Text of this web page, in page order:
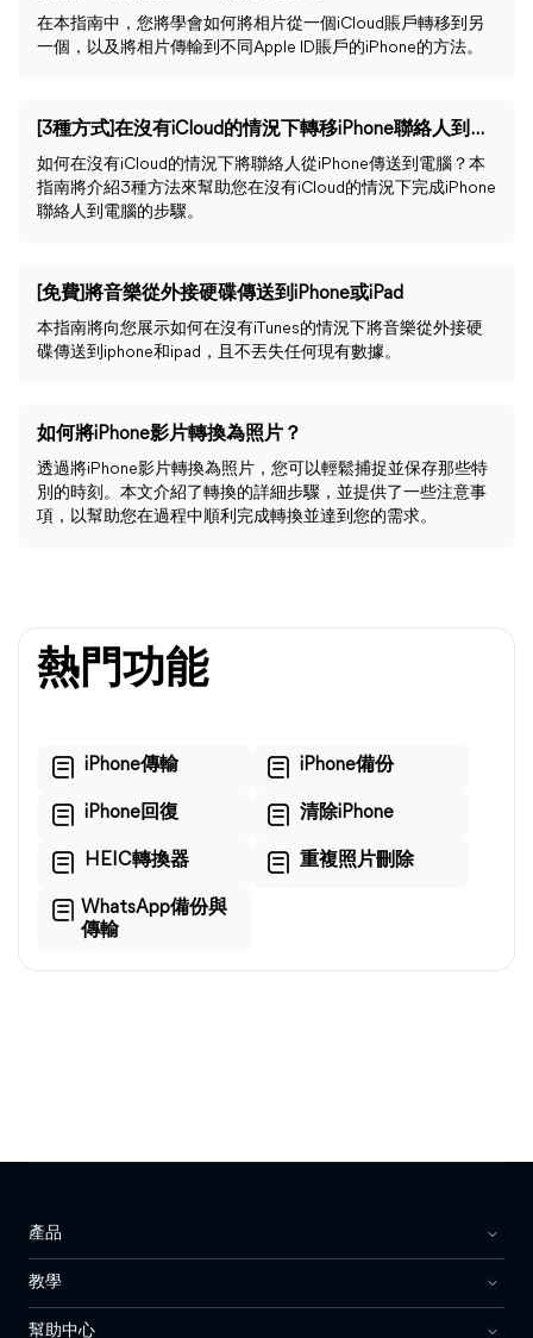
在本指南中，您將學會如何將相片從一個iCloud賬戶轉移到另
一個，以及將相片傳輸到不同Apple ID賬戶的iPhone的方法。
[3種方式]在沒有iCloud的情況下轉移iPhone聯絡人到電腦
如何在沒有iCloud的情況下將聯絡人從iPhone傳送到電腦？本
指南將介紹3種方法來幫助您在沒有iCloud的情況下完成iPhone
聯絡人到電腦的步驟。
[免費]將音樂從外接硬碟傳送到iPhone或iPad
本指南將向您展示如何在沒有iTunes的情況下將音樂從外接硬
碟傳送到iphone和ipad，且不丟失任何現有數據。
如何將iPhone影片轉換為照片？
透過將iPhone影片轉換為照片，您可以輕鬆捕捉並保存那些特
別的時刻。本文介紹了轉換的詳細步驟，並提供了一些注意事
項，以幫助您在過程中順利完成轉換並達到您的需求。
熱門功能
iPhone傳輸 iPhone備份
iPhone回復 清除iPhone
HEIC轉換器 重複照片刪除
WhatsApp備份與
傳輸
產品
教學
幫助中心